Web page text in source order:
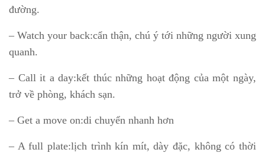
đường.
– Watch your back:cẩn thận, chú ý tới những người xung
quanh.
– Call it a day:kết thúc những hoạt động của một ngày,
trở về phòng, khách sạn.
– Get a move on:di chuyển nhanh hơn
– A full plate:lịch trình kín mít, dày đặc, không có thời